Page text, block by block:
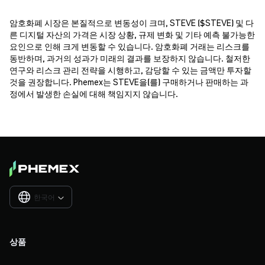
암호화폐 시장은 본질적으로 변동성이 크며, STEVE ($STEVE) 및 다
른 디지털 자산의 가격은 시장 상황, 규제 변화 및 기타 예측 불가능한
요인으로 인해 크게 변동할 수 있습니다. 암호화폐 거래는 리스크를
동반하며, 과거의 성과가 미래의 결과를 보장하지 않습니다. 철저한
연구와 리스크 관리 전략을 시행하고, 감당할 수 있는 금액만 투자할
것을 권장합니다. Phemex는 STEVE을(를) 구매하거나 판매하는 과
정에서 발생한 손실에 대해 책임지지 않습니다.
한국어 
상품